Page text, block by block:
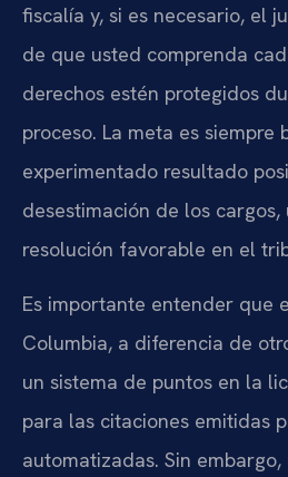
fiscalía y, si es necesario, el
de que usted comprenda
derechos estén protegidos
proceso. La meta es siempre
experimentado resultado
desestimación de los
resolución favorable en el
Es importante entender que
Columbia, a diferencia de
un sistema de puntos en la
para las citaciones emitidas
automatizadas. Sin